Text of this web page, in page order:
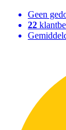
Geen
22